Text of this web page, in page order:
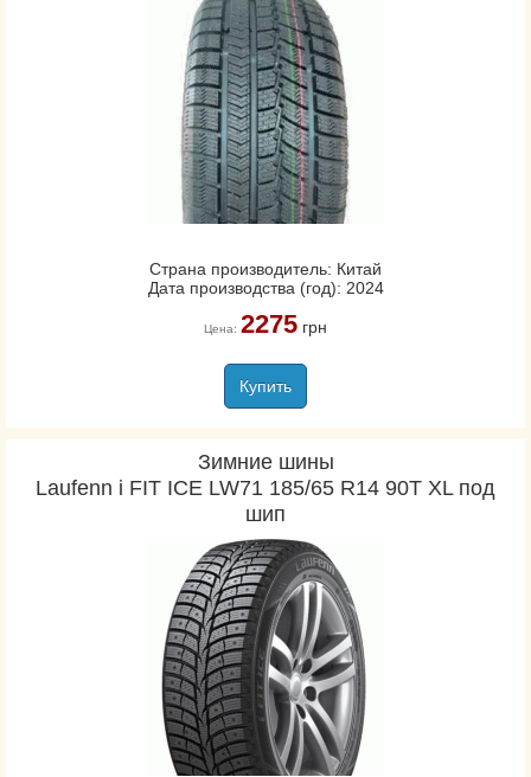
Страна производитель: Китай
Дата производства (год): 2024
Цена: 2275грн
Купить
Зимние шины
Laufenn i FIT ICE LW71 185/65 R14 90T XL под
шип